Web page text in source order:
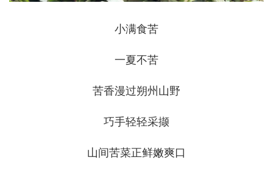
小满食苦
一夏不苦
苦香漫过朔州山野
巧手轻轻采撷
山间苦菜正鲜嫩爽口